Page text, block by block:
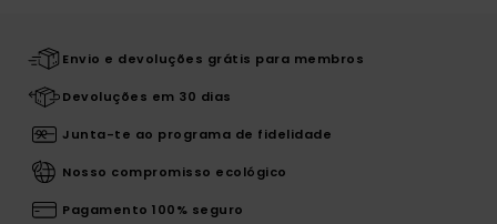
Envio e devoluções grátis para membros
Devoluções em 30 dias
Junta-te ao programa de fidelidade
Nosso compromisso ecológico
Pagamento 100% seguro